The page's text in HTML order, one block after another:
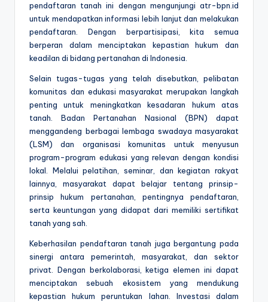
pendaftaran tanah ini dengan mengunjungi atr-bpn.id
untuk mendapatkan informasi lebih lanjut dan melakukan
pendaftaran. Dengan berpartisipasi, kita semua
berperan dalam menciptakan kepastian hukum dan
keadilan di bidang pertanahan di Indonesia.
Selain tugas-tugas yang telah disebutkan, pelibatan
komunitas dan edukasi masyarakat merupakan langkah
penting untuk meningkatkan kesadaran hukum atas
tanah. Badan Pertanahan Nasional (BPN) dapat
menggandeng berbagai lembaga swadaya masyarakat
(LSM) dan organisasi komunitas untuk menyusun
program-program edukasi yang relevan dengan kondisi
lokal. Melalui pelatihan, seminar, dan kegiatan rakyat
lainnya, masyarakat dapat belajar tentang prinsip-
prinsip hukum pertanahan, pentingnya pendaftaran,
serta keuntungan yang didapat dari memiliki sertifikat
tanah yang sah.
Keberhasilan pendaftaran tanah juga bergantung pada
sinergi antara pemerintah, masyarakat, dan sektor
privat. Dengan berkolaborasi, ketiga elemen ini dapat
menciptakan sebuah ekosistem yang mendukung
kepastian hukum peruntukan lahan. Investasi dalam